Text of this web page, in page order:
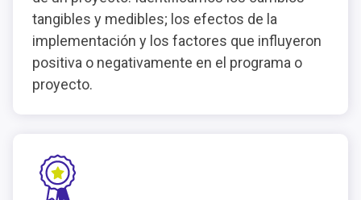
tangibles y medibles; los efectos de la
implementación y los factores que influyeron
positiva o negativamente en el programa o
proyecto.